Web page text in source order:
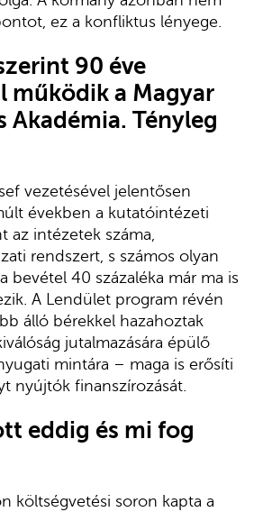
ez a konfliktus lényege.
90 éve
működik a Magyar
Akadémia. Tényleg
vezetésével jelentősen
években a kutatóintézeti
az intézetek száma,
rendszert, s számos olyan
bevétel 40 százaléka már ma is
A Lendület program révén
álló bérekkel hazahoztak
jutalmazására épülő
mintára – maga is erősíti
nyújtók finanszírozását.
eddig és mi fog
költségvetési soron kapta a